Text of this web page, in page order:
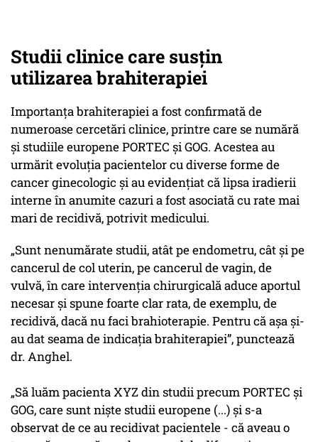
Studii clinice care susțin
utilizarea brahiterapiei
Importanța brahiterapiei a fost confirmată de
numeroase cercetări clinice, printre care se numără
și studiile europene PORTEC și GOG. Acestea au
urmărit evoluția pacientelor cu diverse forme de
cancer ginecologic și au evidențiat că lipsa iradierii
interne în anumite cazuri a fost asociată cu rate mai
mari de recidivă, potrivit medicului.
„Sunt nenumărate studii, atât pe endometru, cât și pe
cancerul de col uterin, pe cancerul de vagin, de
vulvă, în care intervenția chirurgicală aduce aportul
necesar și spune foarte clar rata, de exemplu, de
recidivă, dacă nu faci brahioterapie. Pentru că așa și-
au dat seama de indicația brahiterapiei”, punctează
dr. Anghel.
„Să luăm pacienta XYZ din studii precum PORTEC și
GOG, care sunt niște studii europene (...) și s-a
observat de ce au recidivat pacientele - că aveau o